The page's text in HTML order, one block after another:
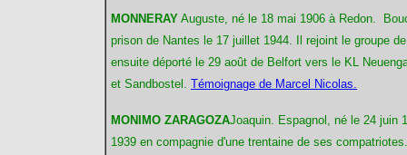
MONNERAY Auguste, né le 18 mai 1906 à Redon.
prison de Nantes le 17 juillet 1944. Il rejoint le groupe
ensuite déporté le 29 août de Belfort vers le KL
et Sandbostel. Témoignage de Marcel Nicolas.
MONIMO ZARAGOZAJoaquin. Espagnol, né le 24 juin
1939 en compagnie d'une trentaine de ses